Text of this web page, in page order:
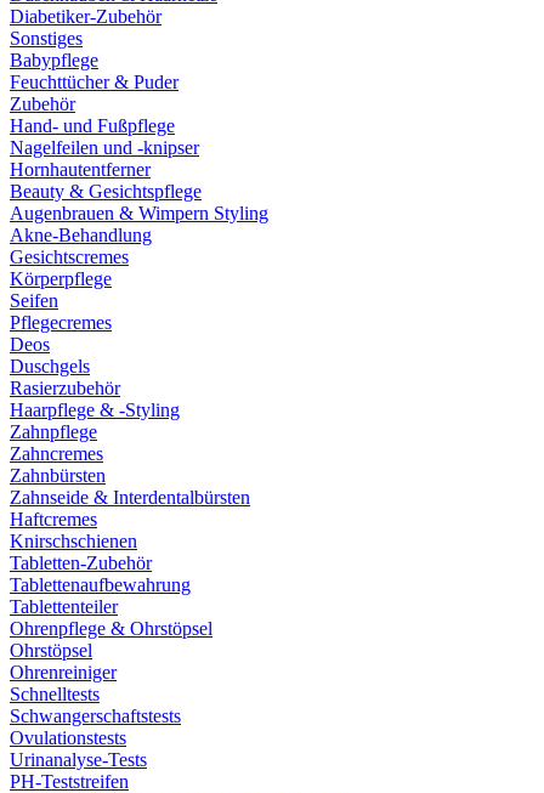
Diabetiker-Zubehör
Sonstiges
Babypflege
Feuchttücher & Puder
Zubehör
Hand- und Fußpflege
Nagelfeilen und -knipser
Hornhautentferner
Beauty & Gesichtspflege
Augenbrauen & Wimpern Styling
Akne-Behandlung
Gesichtscremes
Körperpflege
Seifen
Pflegecremes
Deos
Duschgels
Rasierzubehör
Haarpflege & -Styling
Zahnpflege
Zahncremes
Zahnbürsten
Zahnseide & Interdentalbürsten
Haftcremes
Knirschschienen
Tabletten-Zubehör
Tablettenaufbewahrung
Tablettenteiler
Ohrenpflege & Ohrstöpsel
Ohrstöpsel
Ohrenreiniger
Schnelltests
Schwangerschaftstests
Ovulationstests
Urinanalyse-Tests
PH-Teststreifen